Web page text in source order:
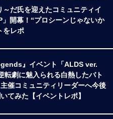
～だ氏を迎えたコミュニティイ
開幕！“プロシーンじゃないか
をレポ
』イベント「ALDS ver.
転劇に魅入られる白熱したバト
催コミュニティリーダーへ今後
てみた【イベントレポ】